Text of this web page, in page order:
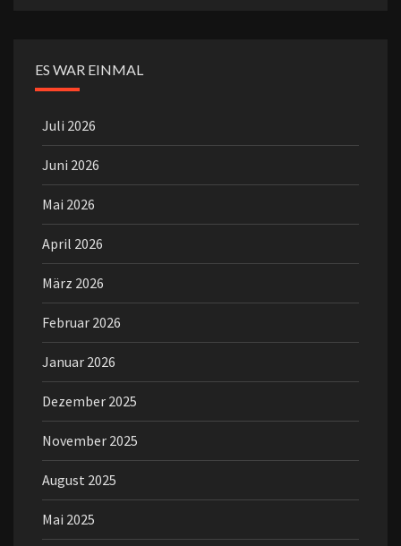
ES WAR EINMAL
Juli 2026
Juni 2026
Mai 2026
April 2026
März 2026
Februar 2026
Januar 2026
Dezember 2025
November 2025
August 2025
Mai 2025